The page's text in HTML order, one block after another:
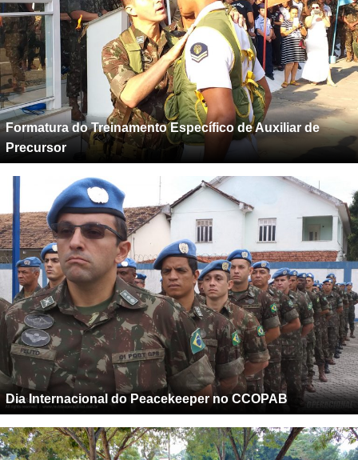
Formatura do Treinamento Específico de Auxiliar de
Precursor
Dia Internacional do Peacekeeper no CCOPAB